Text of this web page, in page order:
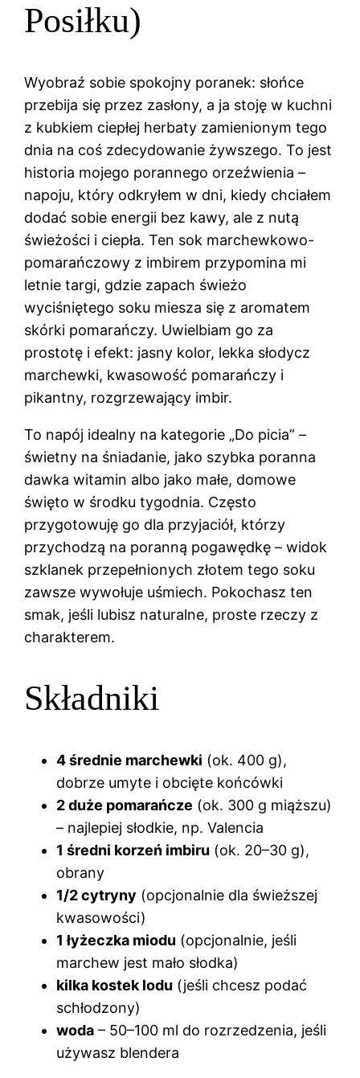
Posiłku)
Wyobraź sobie spokojny poranek: słońce
przebija się przez zasłony, a ja stoję w kuchni
z kubkiem ciepłej herbaty zamienionym tego
dnia na coś zdecydowanie żywszego. To jest
historia mojego porannego orzeźwienia –
napoju, który odkryłem w dni, kiedy chciałem
dodać sobie energii bez kawy, ale z nutą
świeżości i ciepła. Ten sok marchewkowo-
pomarańczowy z imbirem przypomina mi
letnie targi, gdzie zapach świeżo
wyciśniętego soku miesza się z aromatem
skórki pomarańczy. Uwielbiam go za
prostotę i efekt: jasny kolor, lekka słodycz
marchewki, kwasowość pomarańczy i
pikantny, rozgrzewający imbir.
To napój idealny na kategorie „Do picia” –
świetny na śniadanie, jako szybka poranna
dawka witamin albo jako małe, domowe
święto w środku tygodnia. Często
przygotowuję go dla przyjaciół, którzy
przychodzą na poranną pogawędkę – widok
szklanek przepełnionych złotem tego soku
zawsze wywołuje uśmiech. Pokochasz ten
smak, jeśli lubisz naturalne, proste rzeczy z
charakterem.
Składniki
4 średnie marchewki (ok. 400 g),
dobrze umyte i obcięte końcówki
2 duże pomarańcze (ok. 300 g miąższu)
– najlepiej słodkie, np. Valencia
1 średni korzeń imbiru (ok. 20–30 g),
obrany
1/2 cytryny (opcjonalnie dla świeższej
kwasowości)
1 łyżeczka miodu (opcjonalnie, jeśli
marchew jest mało słodka)
kilka kostek lodu (jeśli chcesz podać
schłodzony)
woda – 50–100 ml do rozrzedzenia, jeśli
używasz blendera